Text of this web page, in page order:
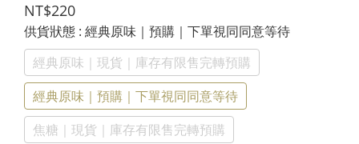
NT$220
供貨狀態 : 經典原味｜預購｜下單視同同意等待
經典原味｜現貨｜庫存有限售完轉預購
經典原味｜預購｜下單視同同意等待
焦糖｜現貨｜庫存有限售完轉預購